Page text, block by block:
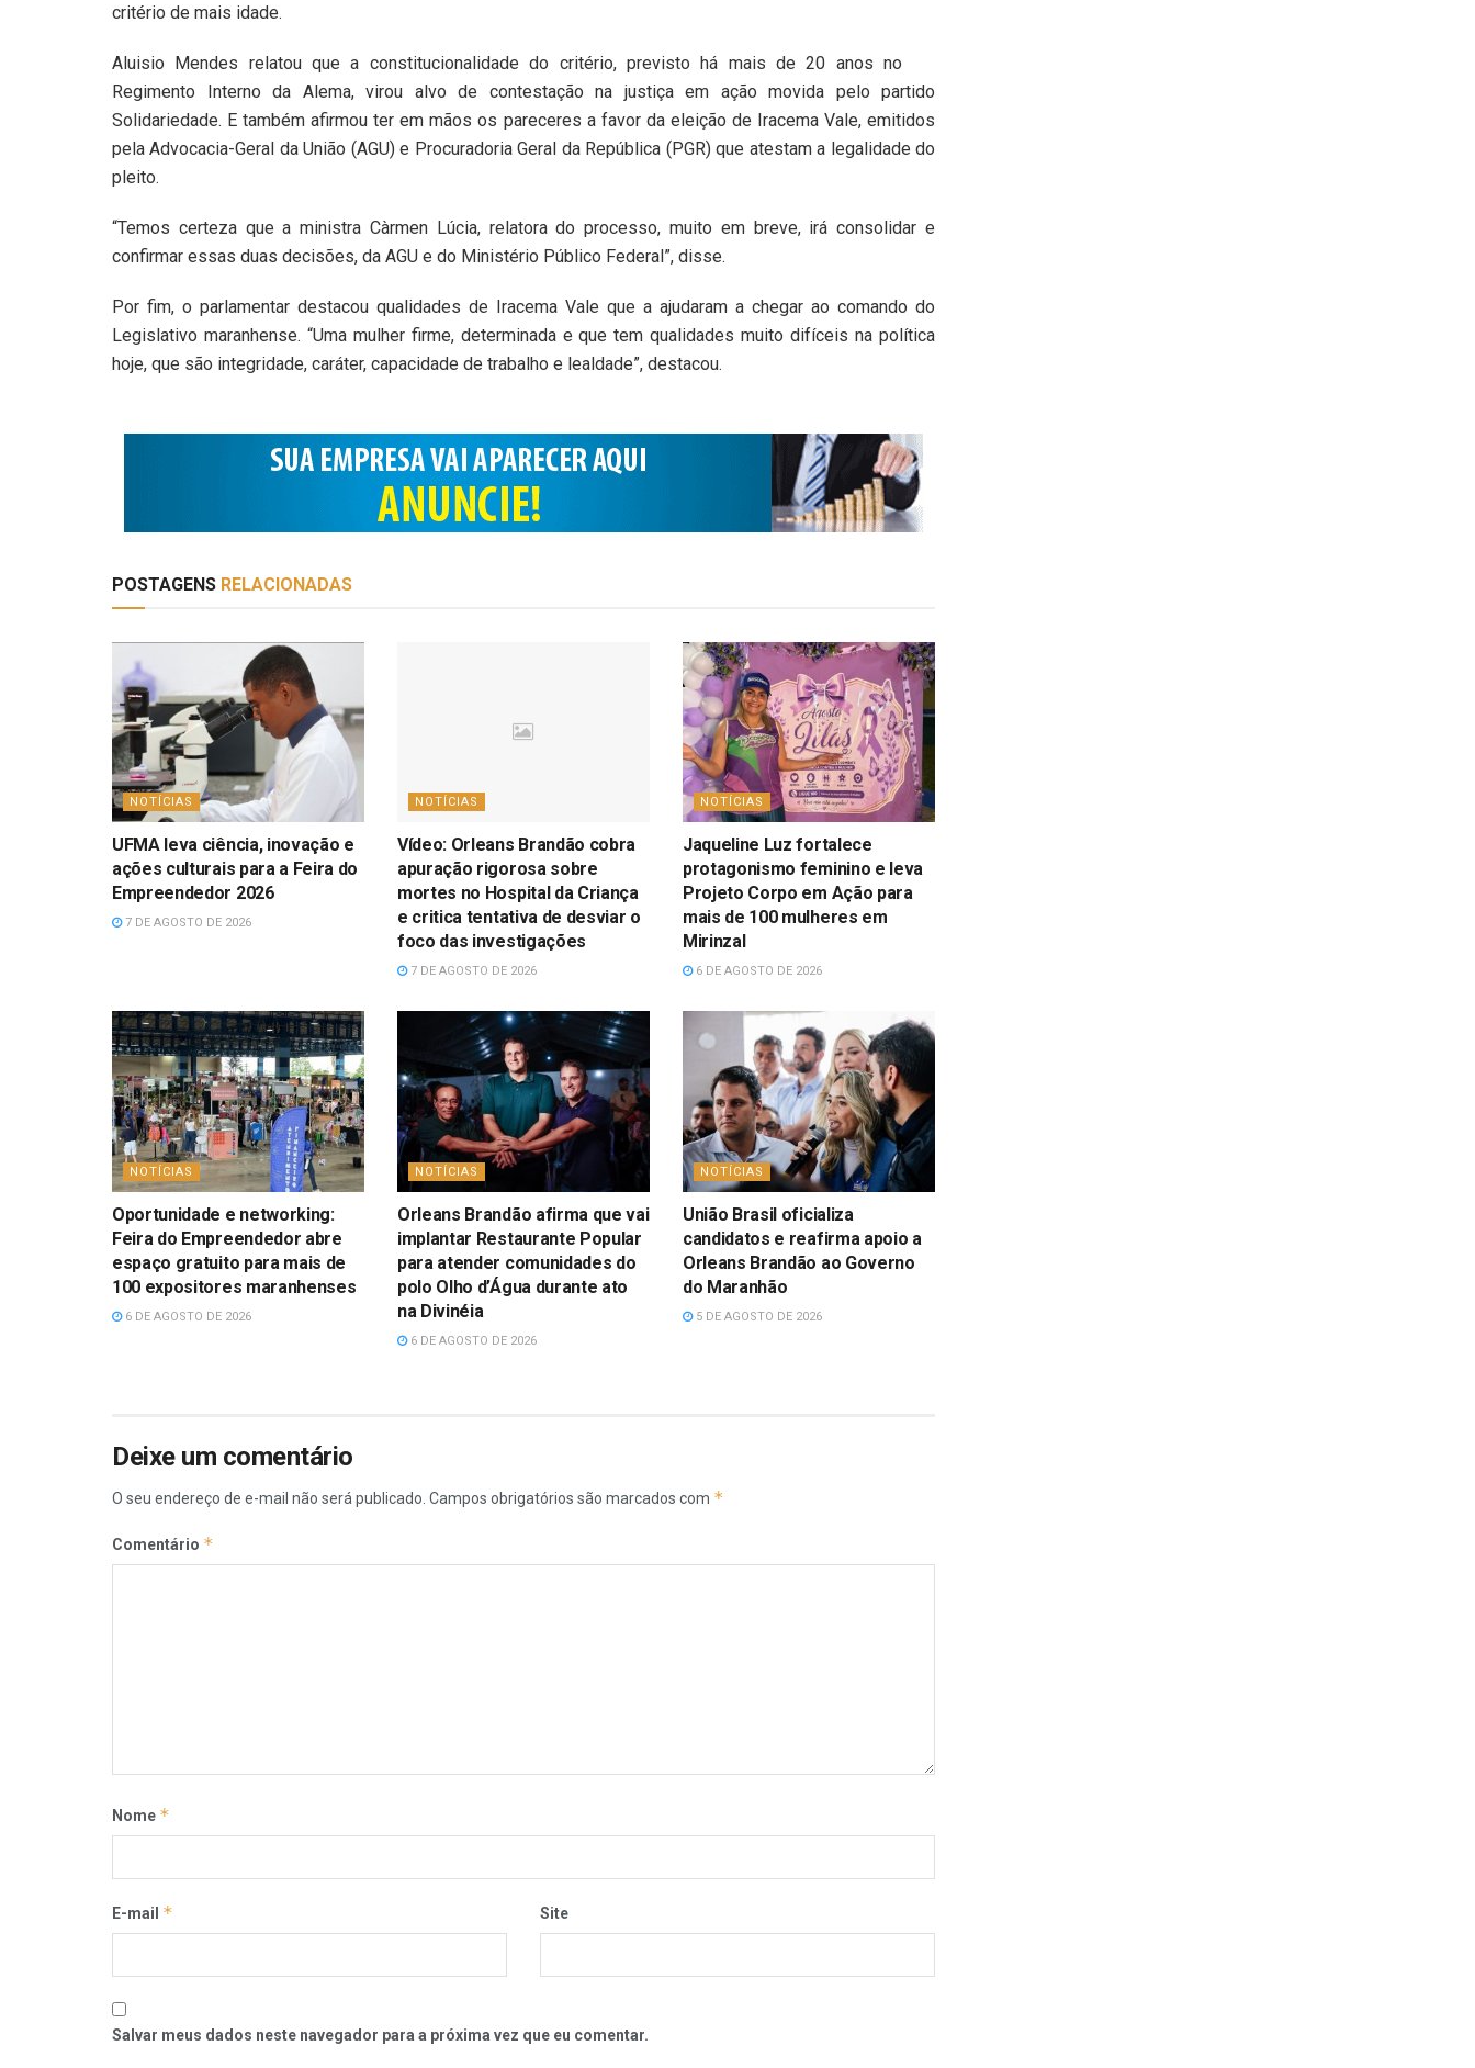
critério de mais idade.
Aluisio Mendes relatou que a constitucionalidade do critério, previsto há mais de 20 anos no
Regimento Interno da Alema, virou alvo de contestação na justiça em ação movida pelo partido
Solidariedade. E também afirmou ter em mãos os pareceres a favor da eleição de Iracema Vale, emitidos
pela Advocacia-Geral da União (AGU) e Procuradoria Geral da República (PGR) que atestam a legalidade do
pleito.
“Temos certeza que a ministra Càrmen Lúcia, relatora do processo, muito em breve, irá consolidar e
confirmar essas duas decisões, da AGU e do Ministério Público Federal”, disse.
Por fim, o parlamentar destacou qualidades de Iracema Vale que a ajudaram a chegar ao comando do
Legislativo maranhense. “Uma mulher firme, determinada e que tem qualidades muito difíceis na política
hoje, que são integridade, caráter, capacidade de trabalho e lealdade”, destacou.
POSTAGENS RELACIONADAS
NOTÍCIAS
UFMA leva ciência, inovação e
ações culturais para a Feira do
Empreendedor 2026
7 DE AGOSTO DE 2026
NOTÍCIAS
Vídeo: Orleans Brandão cobra
apuração rigorosa sobre
mortes no Hospital da Criança
e critica tentativa de desviar o
foco das investigações
7 DE AGOSTO DE 2026
NOTÍCIAS
Jaqueline Luz fortalece
protagonismo feminino e leva
Projeto Corpo em Ação para
mais de 100 mulheres em
Mirinzal
6 DE AGOSTO DE 2026
NOTÍCIAS
Oportunidade e networking:
Feira do Empreendedor abre
espaço gratuito para mais de
100 expositores maranhenses
6 DE AGOSTO DE 2026
NOTÍCIAS
Orleans Brandão afirma que vai
implantar Restaurante Popular
para atender comunidades do
polo Olho d’Água durante ato
na Divinéia
6 DE AGOSTO DE 2026
NOTÍCIAS
União Brasil oficializa
candidatos e reafirma apoio a
Orleans Brandão ao Governo
do Maranhão
5 DE AGOSTO DE 2026
Deixe um comentário
O seu endereço de e-mail não será publicado. Campos obrigatórios são marcados com *
Comentário *
Nome *
E-mail * Site
Salvar meus dados neste navegador para a próxima vez que eu comentar.